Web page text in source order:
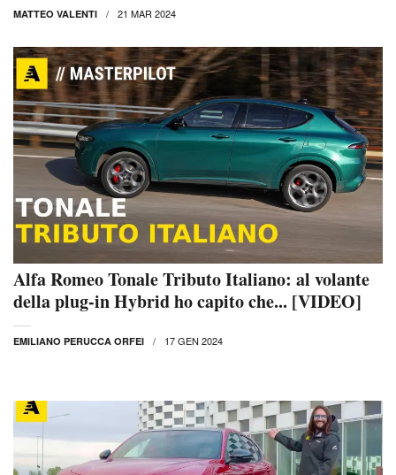
MATTEO VALENTI 21 MAR 2024
Alfa Romeo Tonale Tributo Italiano: al volante
della plug-in Hybrid ho capito che... [VIDEO]
EMILIANO PERUCCA ORFEI 17 GEN 2024